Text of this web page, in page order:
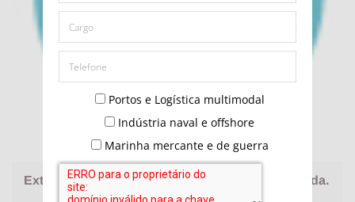
Portos e Logística multimodal
Indústria naval e offshore
Marinha mercante e de guerra
Exteriorize Consultoria em Comércio Exterior Ltda.